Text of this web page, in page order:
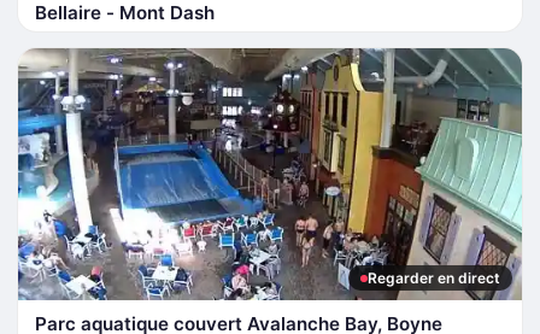
Bellaire - Mont Dash
Regarder en direct
Parc aquatique couvert Avalanche Bay, Boyne